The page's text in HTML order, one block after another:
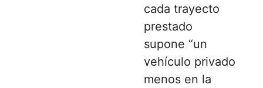
cada trayecto
prestado
supone “un
vehículo privado
menos en la